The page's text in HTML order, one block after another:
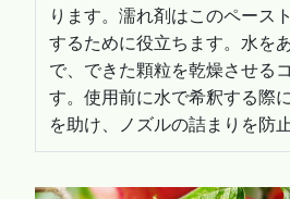
ります。濡れ剤はこのペース
するために役立ちます。水を
で、できた顆粒を乾燥させる
す。使用前に水で希釈する際
を助け、ノズルの詰まりを防